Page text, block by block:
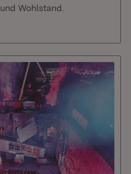
Wohlstand.